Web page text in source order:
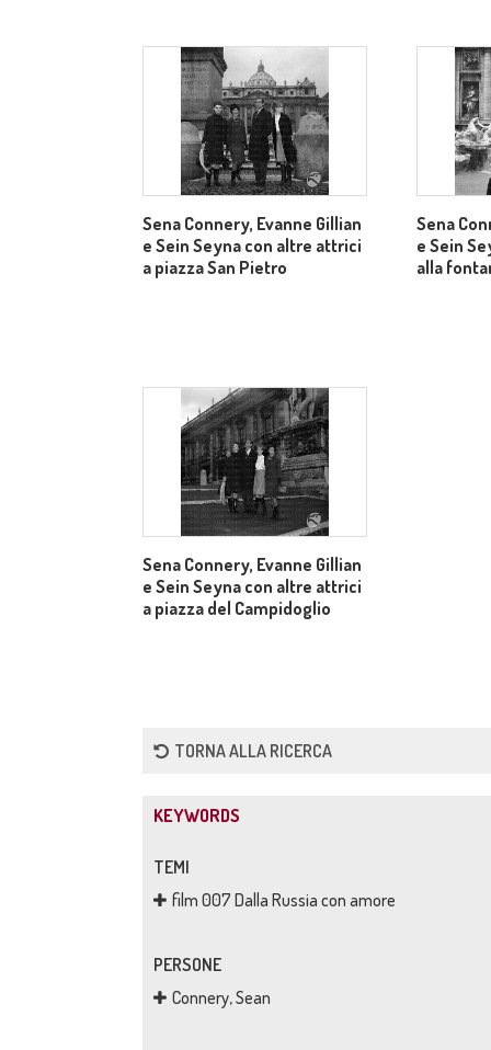
Sena Connery, Evanne Gillian
e Sein Seyna con altre attrici
a piazza San Pietro
Sena
e Sein
alla
Sena Connery, Evanne Gillian
e Sein Seyna con altre attrici
a piazza del Campidoglio
TORNA ALLA RICERCA
KEYWORDS
TEMI
film 007 Dalla Russia con amore
PERSONE
Connery, Sean